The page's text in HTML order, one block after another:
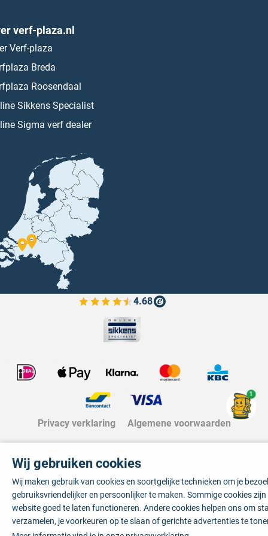
verf-plaza.nl
Verf-plaza
Breda
Roosendaal
Sikkens Specialist
Sigma verf dealer
4.68
Bekijk de verfplaza beoordelingen
Privacy verklaring Algemene voorwaarden
Wij gebruiken cookies
Wij maken gebruik van cookies en soortgelijke technieken om je
gebruiksvriendelijker en persoonlijker te maken. Sommige cookies
website goed te laten functioneren. Andere cookies helpen ons om
verzamelen, je voorkeuren op te slaan of gerichte advertenties te
1